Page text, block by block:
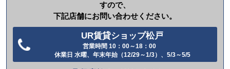
すので、
下記店舗にお問い合わせください。
UR賃貸ショップ松戸
営業時間 10：00～18：00
休業日 水曜、年末年始（12/29～1/3）、5/3～5/5
話